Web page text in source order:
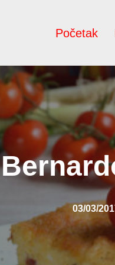
Početak
03/03/